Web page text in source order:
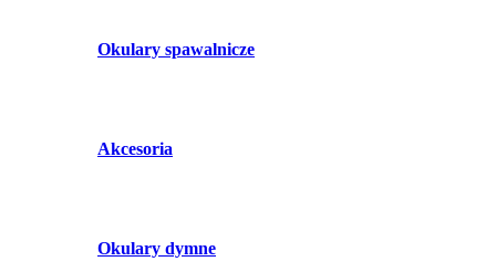
Okulary spawalnicze
Akcesoria
Okulary dymne